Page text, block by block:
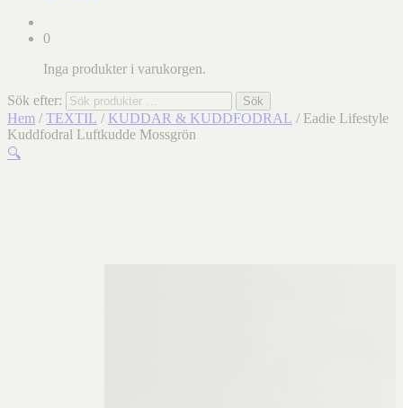
0
Inga produkter i varukorgen.
Sök efter: Sök
Hem / TEXTIL / KUDDAR & KUDDFODRAL / Eadie Lifestyle
Kuddfodral Luftkudde Mossgrön
🔍